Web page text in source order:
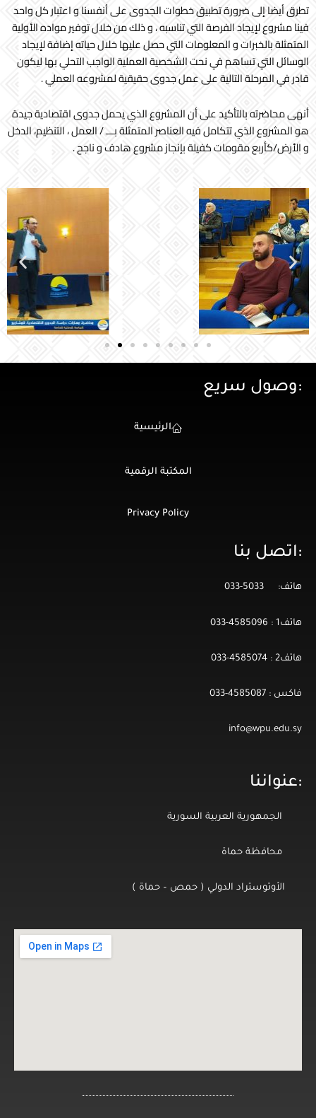
تطرق أيضا إلى ضرورة تطبيق خطوات الجدوى على أنفسنا و اعتبار كل واحد
فينا مشروع لإيجاد الفرصة التي تناسبه ، و ذلك من خلال توفير مواده الأولية
المتمثلة بالخبرات و المعلومات التي حصل عليها خلال حياته إضافة لإيجاد
الوسائل التي تساهم في نحت الشخصية العملية الواجب التحلي بها ليكون
قادر في المرحلة التالية على عمل جدوى حقيقية لمشروعه العملي .
أنهى محاضرته بالتأكيد على أن المشروع الذي يحمل جدوى اقتصادية جيدة
هو المشروع الذي تتكامل فيه العناصر المتمثلة بـــ / العمل ، التنظيم، الدخل
و الأرض/كأربع مقومات كفيلة بإنجاز مشروع هادف و ناجح .
:وصول سريع
الرئيسية
المكتبة الرقمية
Privacy Policy
:اتصل بنا
هاتف: 5033-033
هاتف1 : 4585096-033
هاتف2 : 4585074-033
فاكس : 4585087-033
info@wpu.edu.sy
:عنواننا
الجمهورية العربية السورية
محافظة حماة
الأوتوستراد الدولي ( حمص – حماة )